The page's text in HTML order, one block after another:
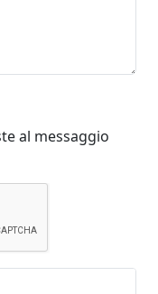
al messaggio